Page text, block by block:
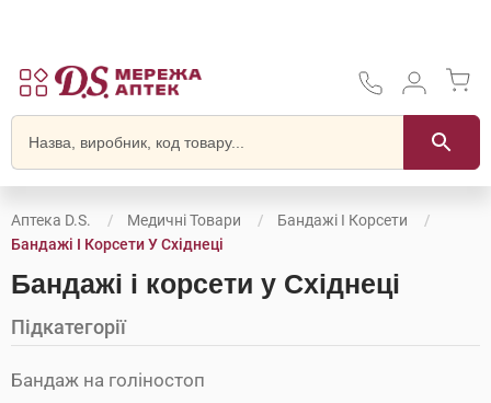
Аптека D.S. Медичні Товари
Бандажі І Корсети
Бандажі І Корсети У Східнеці
Бандажі і корсети у Східнеці
Підкатегорії
Бандаж на голіностоп